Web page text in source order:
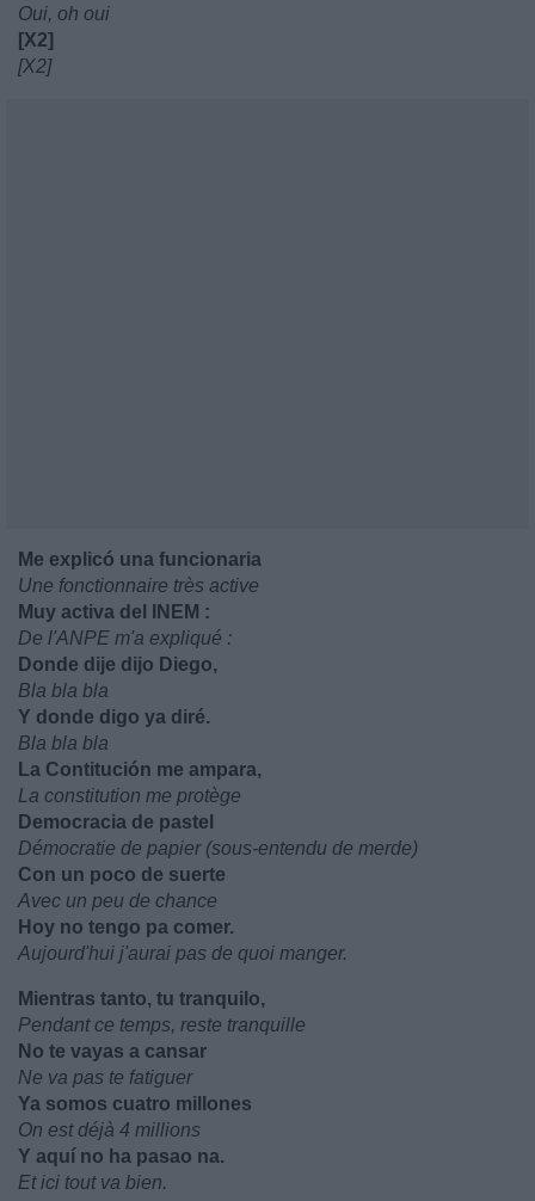
Oui, oh oui
[X2]
[X2]
Me explicó una funcionaria
Une fonctionnaire très active
Muy activa del INEM :
De l'ANPE m'a expliqué :
Donde dije dijo Diego,
Bla bla bla
Y donde digo ya diré.
Bla bla bla
La Contitución me ampara,
La constitution me protège
Democracia de pastel
Démocratie de papier (sous-entendu de merde)
Con un poco de suerte
Avec un peu de chance
Hoy no tengo pa comer.
Aujourd'hui j'aurai pas de quoi manger.
Mientras tanto, tu tranquilo,
Pendant ce temps, reste tranquille
No te vayas a cansar
Ne va pas te fatiguer
Ya somos cuatro millones
On est déjà 4 millions
Y aquí no ha pasao na.
Et ici tout va bien.